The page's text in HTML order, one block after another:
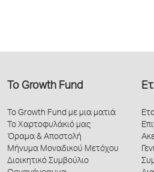
Το Growth Fund
Το Growth Fund με μια ματιά
Το Χαρτοφυλάκιό μας
Όραμα & Αποστολή
Μήνυμα Μοναδικού Μετόχου
Διοικητικό Συμβούλιο